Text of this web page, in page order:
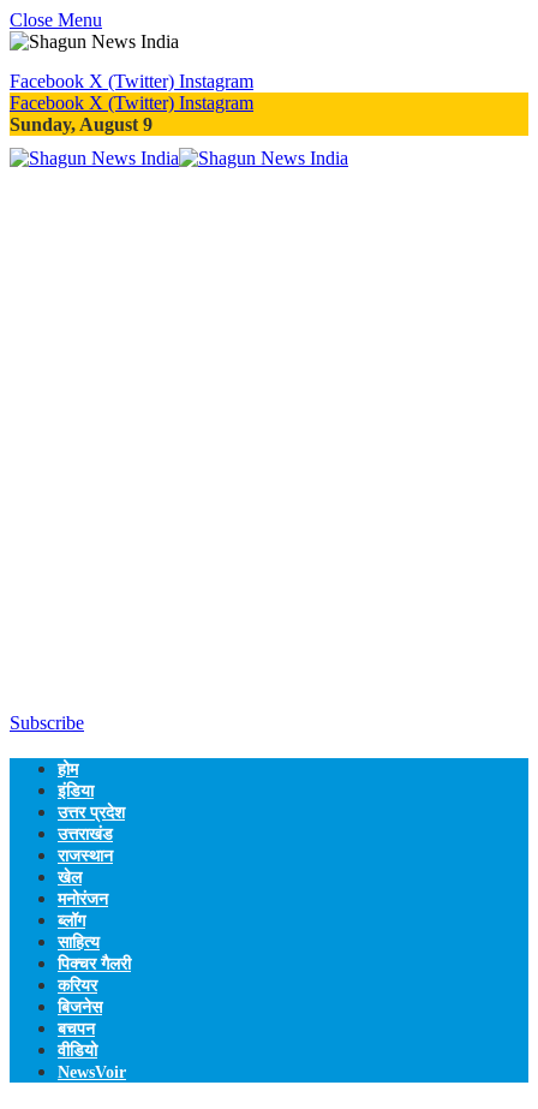
Close Menu
Facebook X (Twitter) Instagram
Facebook X (Twitter) Instagram
Sunday, August 9
Subscribe
होम
इंडिया
उत्तर प्रदेश
उत्तराखंड
राजस्थान
खेल
मनोरंजन
ब्लॉग
साहित्य
पिक्चर गैलरी
करियर
बिजनेस
बचपन
वीडियो
NewsVoir